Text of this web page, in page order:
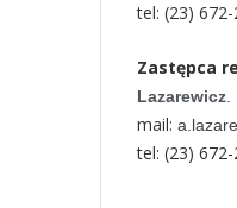
tel: (23)
Zastępca
Lazarewicz.
mail:
tel: (23)